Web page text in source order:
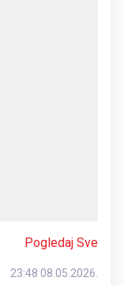
Pogledaj Sve
23:48 08.05.2026.